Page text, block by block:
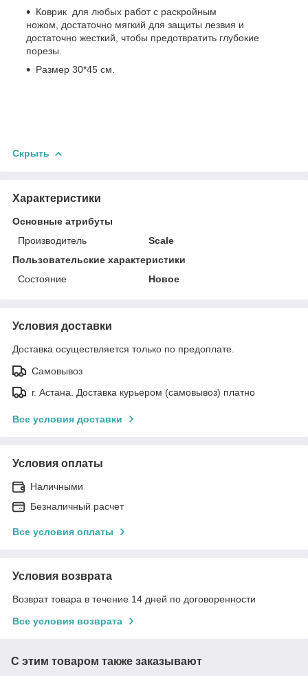
Коврик для любых работ с раскройным
ножом, достаточно мягкий для защиты лезвия и
достаточно жесткий, чтобы предотвратить глубокие
порезы.
Размер 30*45 см.
Скрыть
Характеристики
Основные атрибуты
Производитель
Scale
Пользовательские характеристики
Состояние
Новое
Условия доставки
Доставка осуществляется только по предоплате.
Самовывоз
г. Астана. Доставка курьером (самовывоз) платно
Все условия доставки
Условия оплаты
Наличными
Безналичный расчет
Все условия оплаты
Условия возврата
Возврат товара в течение 14 дней по договоренности
Все условия возврата
С этим товаром также заказывают